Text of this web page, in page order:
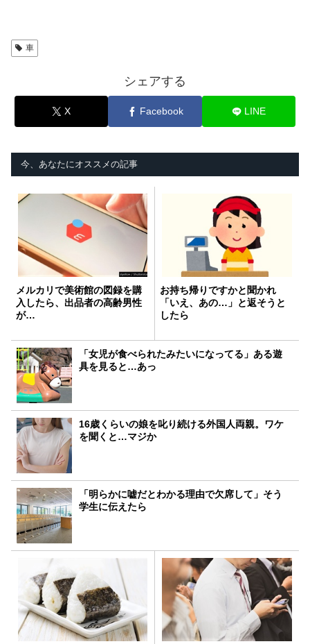
車
シェアする
X Facebook LINE
今、あなたにオススメの記事
メルカリで美術館の図録を購
入したら、出品者の高齢男性
が…
お持ち帰りですかと聞かれ
「いえ、あの…」と返そうと
したら
「女児が食べられたみたいになってる」ある遊
具を見ると…あっ
16歳くらいの娘を叱り続ける外国人両親。ワケ
を聞くと…マジか
「明らかに嘘だとわかる理由で欠席して」そう
学生に伝えたら